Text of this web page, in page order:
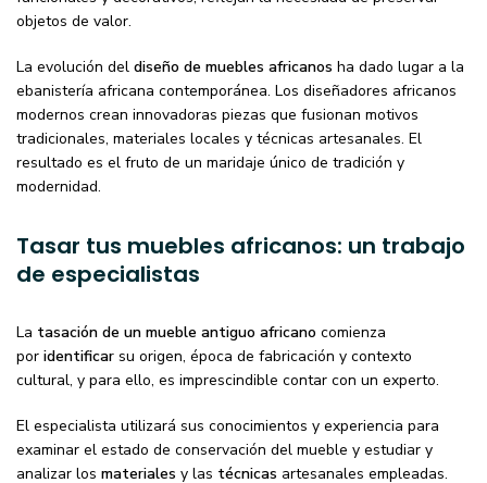
objetos de valor.
La evolución del diseño de muebles africanos ha dado lugar a la
ebanistería africana contemporánea. Los diseñadores africanos
modernos crean innovadoras piezas que fusionan motivos
tradicionales, materiales locales y técnicas artesanales. El
resultado es el fruto de un maridaje único de tradición y
modernidad.
Tasar tus muebles africanos: un trabajo
de especialistas
La tasación de un mueble antiguo africano comienza
por identificar su origen, época de fabricación y contexto
cultural, y para ello, es imprescindible contar con un experto.
El especialista utilizará sus conocimientos y experiencia para
examinar el estado de conservación del mueble y estudiar y
analizar los materiales y las técnicas artesanales empleadas.